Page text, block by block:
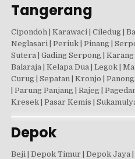
Tangerang
Cipondoh | Karawaci | Ciledug |
Neglasari | Periuk | Pinang |
Sutera | Gading Serpong | Karang
Balaraja | Kelapa Dua | Legok |
Curug | Sepatan | Kronjo |
| Parung Panjang | Rajeg |
Kresek | Pasar Kemis |
Depok
Beji | Depok Timur | Depok Jaya |